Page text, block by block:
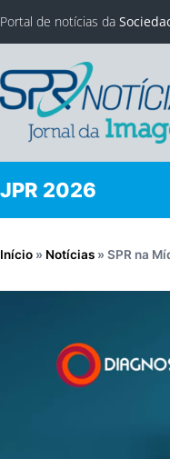
Portal de notícias da
JPR 2026
Início » Notícias » SPR na